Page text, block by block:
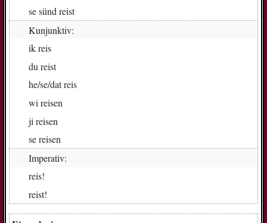
sesünd reist
Kunjunktiv:
ikreis
du reist
he/se/datreis
wi rei­sen
ji rei­sen
serei­sen
Imperativ:
reis!
reist!